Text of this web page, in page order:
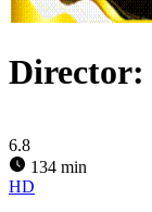
Director:
6.8
134 min
HD